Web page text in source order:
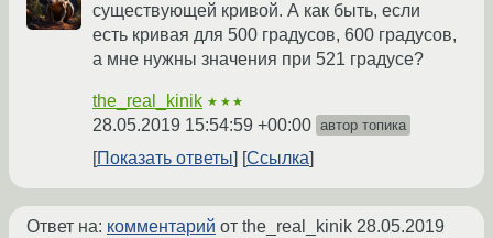
существующей кривой. А как быть, если
есть кривая для 500 градусов, 600 градусов,
а мне нужны значения при 521 градусе?
the_real_kinik ★★★
28.05.2019 15:54:59 +00:00 автор топика
Показать ответы Ссылка
Ответ на: комментарий от the_real_kinik 28.05.2019